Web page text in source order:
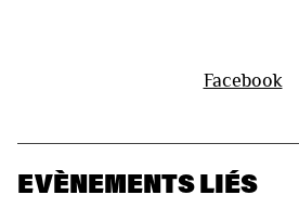
Facebook
EVÈNEMENTS LIÉS